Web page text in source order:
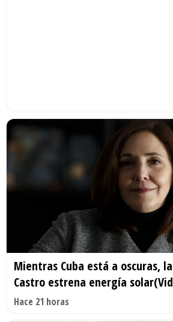
Mientras Cuba está a oscuras,
Castro estrena energía
Hace 21 horas